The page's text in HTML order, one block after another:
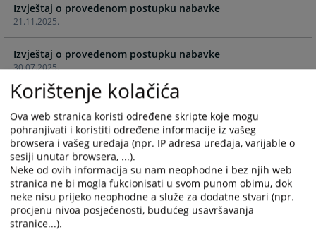
forward
to
interact
with
the
calendar
and
select
a
date.
Press
the
question
mark
key
forward
interact
with
the
calendar
and
select
a
date.
Press
the
question
mark
21.11.2025.
Izvještaj o provedenom postupku nabavke
30.07.2025.
Izvještaj o provedenom postupku nabavke
30.07.2025.
Izvještaj o provedenom postupku nabavke
30.07.2025.
Izvještaj o provedenom postupku nabavke
30.07.2025.
Izvještaj o provedenom postupku nabavke
Korištenje kolačića
Ova web stranica koristi određene skripte koje mogu
pohranjivati i koristiti određene informacije iz vašeg
browsera i vašeg uređaja (npr. IP adresa uređaja, varijable o
sesiji unutar browsera, ...).
Neke od ovih informacija su nam neophodne i bez njih web
stranica ne bi mogla fukcionisati u svom punom obimu, dok
neke nisu prijeko neophodne a služe za dodatne stvari (npr.
procjenu nivoa posjećenosti, budućeg usavršavanja
stranice...).